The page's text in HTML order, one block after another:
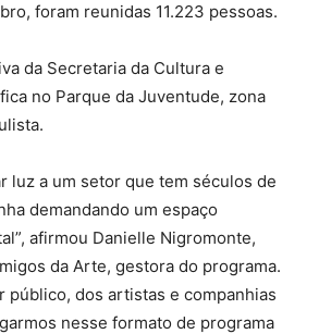
foram reunidas 11.223 pessoas.
da Secretaria da Cultura e
no Parque da Juventude, zona
luz a um setor que tem séculos de
demandando um espaço
afirmou Danielle Nigromonte,
da Arte, gestora do programa.
público, dos artistas e companhias
nesse formato de programa